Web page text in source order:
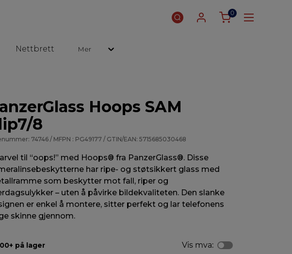
0
Nettbrett Mer
Hoops SAM
8
74746 / MFPN : PG49177 / GTIN/EAN: 5715685030468
til “oops!” med Hoops® fra PanzerGlass®. Disse
har ripe- og støtsikkert glass med
som beskytter mot fall, riper og
– uten å påvirke bildekvaliteten. Den slanke
er enkel å montere, sitter perfekt og lar telefonens
skinne gjennom.
på lager Vis mva: